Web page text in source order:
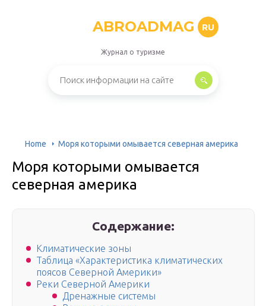
ABROADMAG RU
Журнал о туризме
Home Моря которыми омывается северная америка
Моря которыми омывается
северная америка
Содержание:
Климатические зоны
Таблица «Характеристика климатических
поясов Северной Америки»
Реки Северной Америки
Дренажные системы